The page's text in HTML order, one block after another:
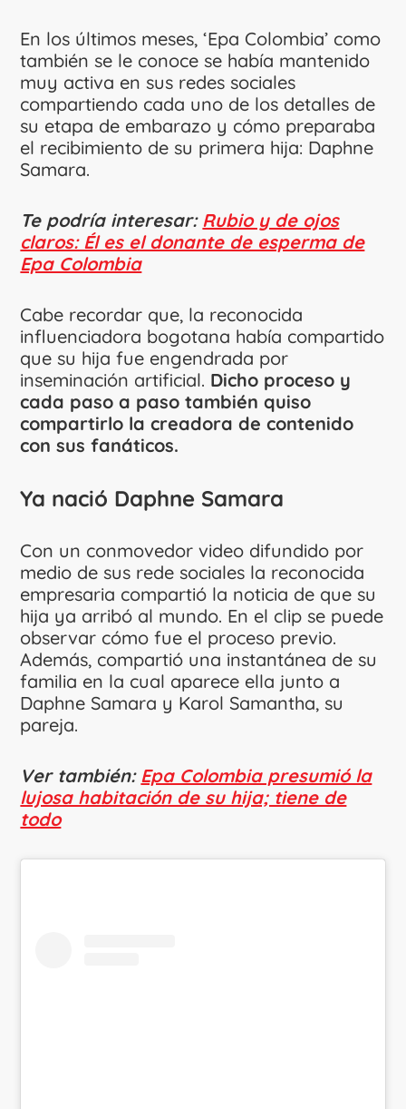
En los últimos meses, ‘Epa Colombia’ como
también se le conoce se había mantenido
muy activa en sus redes sociales
compartiendo cada uno de los detalles de
su etapa de embarazo y cómo preparaba
el recibimiento de su primera hija: Daphne
Samara.
Te podría interesar: Rubio y de ojos
claros: Él es el donante de esperma de
Epa Colombia
Cabe recordar que, la reconocida
influenciadora bogotana había compartido
que su hija fue engendrada por
inseminación artificial. Dicho proceso y
cada paso a paso también quiso
compartirlo la creadora de contenido
con sus fanáticos.
Ya nació Daphne Samara
Con un conmovedor video difundido por
medio de sus rede sociales la reconocida
empresaria compartió la noticia de que su
hija ya arribó al mundo. En el clip se puede
observar cómo fue el proceso previo.
Además, compartió una instantánea de su
familia en la cual aparece ella junto a
Daphne Samara y Karol Samantha, su
pareja.
Ver también: Epa Colombia presumió la
lujosa habitación de su hija; tiene de
todo